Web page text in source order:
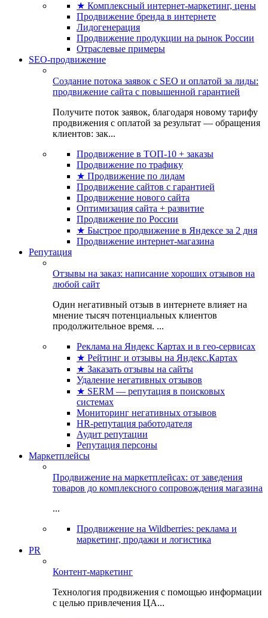
★ Комплексный интернет-маркетинг, цены
Продвижение бренда в интернете
Лидогенерация
Продвижение продукции на рынок России
Отраслевые примеры
SEO-продвижение
Создание потока заявок с SEO и оплатой за лиды:
продвижение сайта с повышенной гарантией
Получите поток заявок, благодаря новому тарифу
продвижения с оплатой за результат — обращения
клиентов: зак...
Продвижение в ТОП-10 + заказы
Продвижение по трафику
★ Продвижение по лидам
Продвижение сайтов с гарантией
Продвижение нового сайта
Оптимизация сайта + развитие
Продвижение по России
★ Быстрое продвижение в Яндексе за 2 дня
Продвижение интернет-магазина
Репутация
Отзывы на заказ: написание хороших отзывов на
любой сайт
Один негативный отзыв в интернете влияет на
мнение тысяч потенциальных клиентов
продолжительное время. ...
Реклама на Яндекс Картах и в гео-сервисах
★ Рейтинг и отзывы на Яндекс.Картах
★ Заказать отзывы на сайты
Удаление негативных отзывов
★ SERM — репутация в поисковых
системах
Мониторинг негативных отзывов
HR-репутация работодателя
Аудит репутации
Репутация персоны
Маркетплейсы
Продвижение на маркетплейсах: от заведения
товаров до комплексного сопровождения магазина
...
Продвижение на Wildberries: реклама и
маркетинг, продажи и логистика
PR
Контент-маркетинг
Технология продвижения с помощью информации
с целью привлечения ЦА...